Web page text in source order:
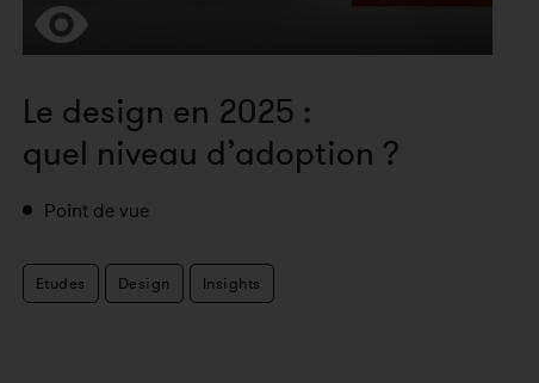
Le design en 2025 :
quel niveau d’adoption ?
Point de vue
Etudes Design Insights